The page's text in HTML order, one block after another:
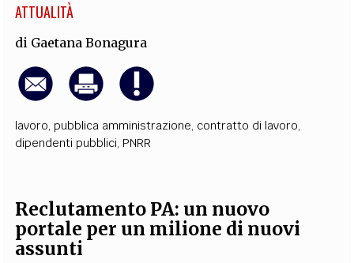
ATTUALITÀ
di Gaetana Bonagura
lavoro, pubblica amministrazione, contratto di lavoro,
dipendenti pubblici, PNRR
Reclutamento PA: un nuovo
portale per un milione di nuovi
assunti